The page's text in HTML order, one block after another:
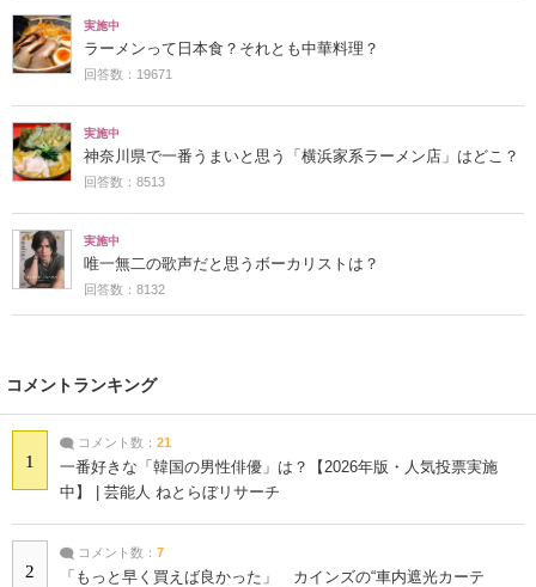
実施中
ラーメンって日本食？それとも中華料理？
回答数：19671
実施中
神奈川県で一番うまいと思う「横浜家系ラーメン店」はどこ？
回答数：8513
実施中
唯一無二の歌声だと思うボーカリストは？
回答数：8132
コメントランキング
1
コメント数： 21
一番好きな「韓国の男性俳優」は？【2026年版・人気投票実施
中】 | 芸能人 ねとらぼリサーチ
2
コメント数： 7
「もっと早く買えば良かった」 カインズの“車内遮光カーテ